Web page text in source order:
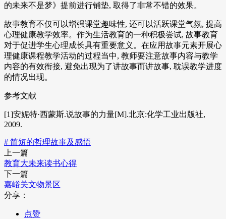
的未来不是梦》提前进行铺垫, 取得了非常不错的效果。
故事教育不仅可以增强课堂趣味性, 还可以活跃课堂气氛, 提高
心理健康教学效率。作为生活教育的一种积极尝试, 故事教育
对于促进学生心理成长具有重要意义。在应用故事元素开展心
理健康课程教学活动的过程当中, 教师要注意故事内容与教学
内容的有效衔接, 避免出现为了讲故事而讲故事, 耽误教学进度
的情况出现。
参考文献
[1]安妮特·西蒙斯.说故事的力量[M].北京:化学工业出版社,
2009.
# 简短的哲理故事及感悟
上一篇
教育大未来读书心得
下一篇
嘉峪关文物景区
分享：
点赞